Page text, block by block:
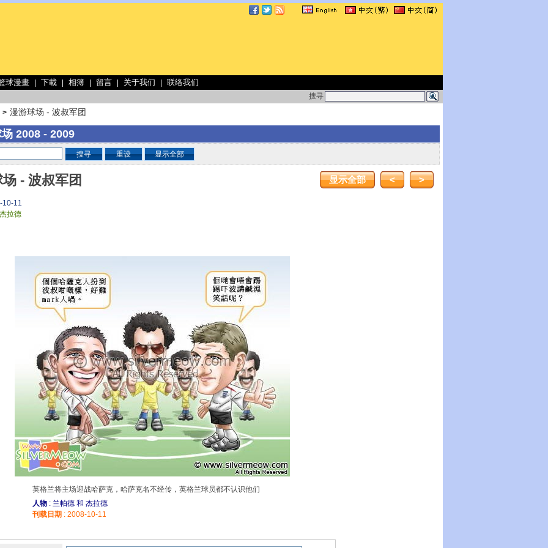
球漫畫 下載 相簿 留言 关于我们 联络我们
搜寻
> 漫游球场 - 波叔军团
2008 - 2009
搜寻 重设 显示全部
- 波叔军团 显示全部 < >
10-11
杰拉德
英格兰将主场迎战哈萨克，哈萨克名不经传，英格兰球员都不认识他们
人物 : 兰帕德 和 杰拉德
刊载日期 : 2008-10-11